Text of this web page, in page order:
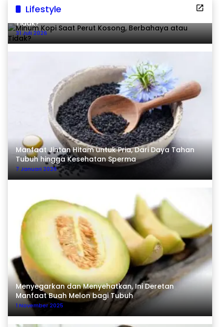
Lifestyle
Minum Kopi Saat Perut Kosong, Berbahaya atau
Tidak?
31 Juli 2026
Manfaat Jintan Hitam untuk Pria, Dari Daya Tahan
Tubuh hingga Kesehatan Sperma
7 Januari 2026
Menyegarkan dan Menyehatkan, Ini Deretan
Manfaat Buah Melon bagi Tubuh
1 November 2025